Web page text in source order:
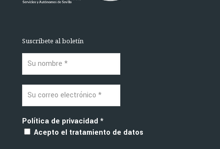
Suscríbete al boletín
Política de privacidad *
Acepto el tratamiento de datos